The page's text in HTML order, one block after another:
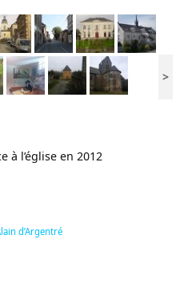
>
à l’église en 2012
d’Argentré